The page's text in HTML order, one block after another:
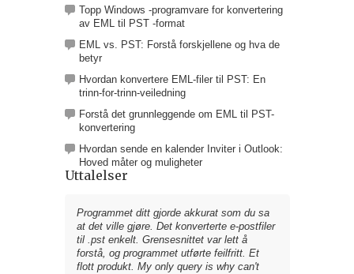
Topp Windows -programvare for konvertering
av EML til PST -format
EML vs. PST: Forstå forskjellene og hva de
betyr
Hvordan konvertere EML-filer til PST: En
trinn-for-trinn-veiledning
Forstå det grunnleggende om EML til PST-
konvertering
Hvordan sende en kalender Inviter i Outlook:
Hoved måter og muligheter
Uttalelser
Programmet ditt gjorde akkurat som du sa
at det ville gjøre. Det konverterte e-postfiler
til .pst enkelt. Grensesnittet var lett å
forstå, og programmet utførte feilfritt. Et
flott produkt. My only query is why can't